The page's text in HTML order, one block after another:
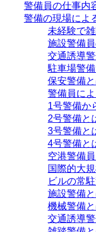
警備員の仕事内
警備の現場によ
未経験で
施設警備
交通誘導
駐車場警
保安警備と
警備員に
1号警備か
2号警備と
3号警備と
4号警備と
空港警備
国際的大
ビルの常
施設警備と
機械警備と
交通誘導